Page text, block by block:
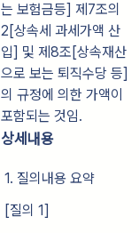
는 보험금등] 제7조의
2[상속세 과세가액 산
입] 및 제8조[상속재산
으로 보는 퇴직수당 등]
의 규정에 의한 가액이
포함되는 것임.
상세내용
1. 질의내용 요약
[질의 1]